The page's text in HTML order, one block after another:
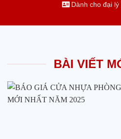
Dành cho đại lý
BÀI VIẾT